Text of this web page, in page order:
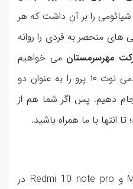
را بر آن داشت که هر
های منحصر به فردی را روانه
مهرسرمستان می خواهیم
مقایسه شیائومی Mi 11i با ردمی نوت ۱۰ پرو را به عنوان دو
دهیم. پس اگر شما هم از
انتها با ما همراه باشید.
هر دو گوشی شیائومی Mi 11i و Redmi 10 note pro در